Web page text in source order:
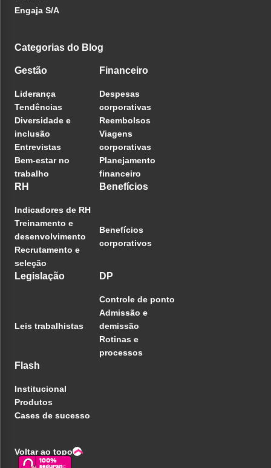
Engaja S/A
Categorias do Blog
Gestão
Liderança
Tendências
Diversidade e
inclusão
Entrevistas
Bem-estar no
trabalho
Financeiro
Despesas
corporativas
Reembolsos
Viagens
corporativas
Planejamento
financeiro
RH
Indicadores de RH
Treinamento e
desenvolvimento
Recrutamento e
seleção
Benefícios
Benefícios
corporativos
Legislação
Leis trabalhistas
DP
Controle de ponto
Admissão e
demissão
Rotinas e
processos
Flash
Institucional
Produtos
Cases de sucesso
Voltar ao topo